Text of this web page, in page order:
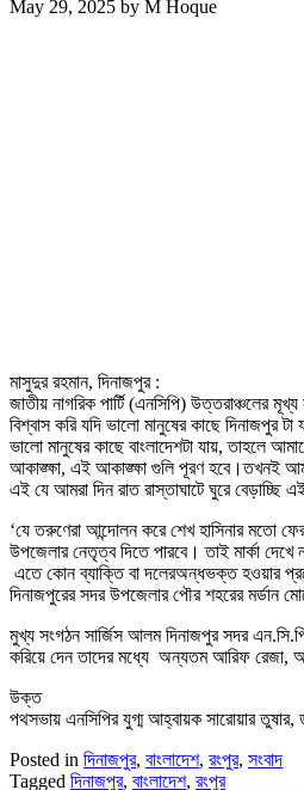
May 29, 2025 by M Hoque
মাসুদুর রহমান, দিনাজপুর :
জাতীয় নাগরিক পার্টি (এনসিপি) উত্তরাঞ্চলের
বিশ্বাস করি যদি ভালো মানুষের কাছে দিনাজপুর
ভালো মানুষের কাছে বাংলাদেশটা যায়, তাহলে
আকাঙ্ক্ষা, এই আকাঙ্ক্ষা গুলি পূরণ হবে।তখনই
এই যে আমরা দিন রাত রাস্তাঘাটে ঘুরে বেড়াচ্ছি
‘যে তরুণেরা আন্দোলন করে শেখ হাসিনার মতো
উপজেলার নেতৃত্ব দিতে পারবে। তাই মার্কা দেখে
এতে কোন ব্যাক্তি বা দলেরঅন্ধভক্ত হওয়ার
দিনাজপুরের সদর উপজেলার পৌর শহরের মর্ডান
মুখ্য সংগঠন সার্জিস আলম দিনাজপুর সদর
করিয়ে দেন তাদের মধ্যে অন্যতম আরিফ রেজা,
উক্ত
পথসভায় এনসিপির যুগ্ম আহ্বায়ক সারোয়ার
Posted in দিনাজপুর, বাংলাদেশ, রংপুর, সংবাদ
Tagged দিনাজপুর, বাংলাদেশ, রংপুর